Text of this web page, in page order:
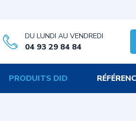
DU LUNDI AU VENDREDI
04 93 29 84 84
PRODUITS DID